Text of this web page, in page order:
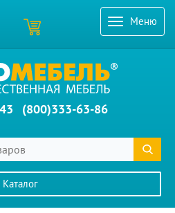
Меню
(800)333-63-86
Каталог